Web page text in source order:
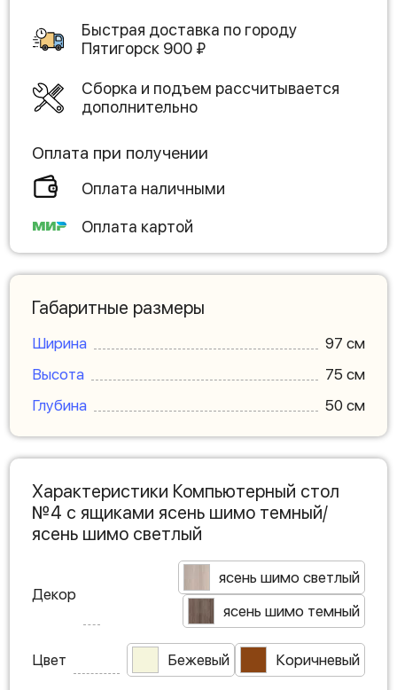
Быстрая доставка по городу
Пятигорск 900 ₽
Сборка и подъем рассчитывается
дополнительно
Оплата при получении
Оплата наличными
Оплата картой
Габаритные размеры
Ширина
97 см
Высота
75 см
Глубина
50 см
Характеристики Компьютерный стол
№4 с ящиками ясень шимо темный/
ясень шимо светлый
Декор
ясень шимо светлый
ясень шимо темный
Цвет Бежевый Коричневый